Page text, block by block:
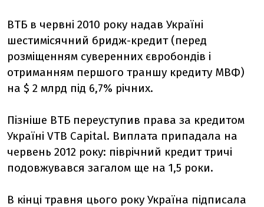
ВТБ в червні 2010 року надав Україні
шестимісячний бридж-кредит (перед
розміщенням суверенних євробондів і
отриманням першого траншу кредиту МВФ)
на $ 2 млрд під 6,7% річних.
Пізніше ВТБ переуступив права за кредитом
Україні VTB Capital. Виплата припадала на
червень 2012 року: піврічний кредит тричі
подовжувався загалом ще на 1,5 роки.
В кінці травня цього року Україна підписала